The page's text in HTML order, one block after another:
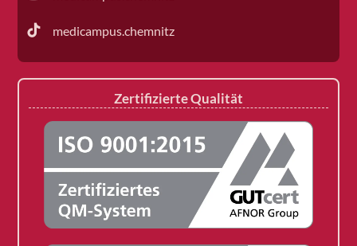
medicampus.chemnitz
Zertifizierte Qualität